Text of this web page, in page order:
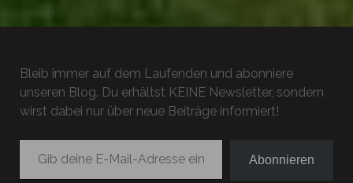
Bleib immer auf dem Laufenden und abonniere
unseren Blog. Du erhältst KEINE Newsletter, sondern
wirst dabei nur über neue Beiträge informiert!
Gib deine E-Mail-Adresse ein ...
Abonnieren